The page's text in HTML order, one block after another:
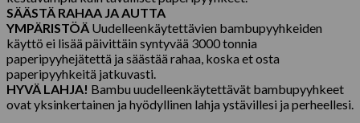
SÄÄSTÄ RAHAA JA AUTTA
YMPÄRISTÖÄ Uudelleenkäytettävien bambupyyhkeiden
käyttö ei lisää päivittäin syntyvää 3000 tonnia
paperipyyhejätettä ja säästää rahaa, koska et osta
paperipyyhkeitä jatkuvasti.
HYVÄ LAHJA! Bambu uudelleenkäytettävät bambupyyhkeet
ovat yksinkertainen ja hyödyllinen lahja ystävillesi ja perheellesi.